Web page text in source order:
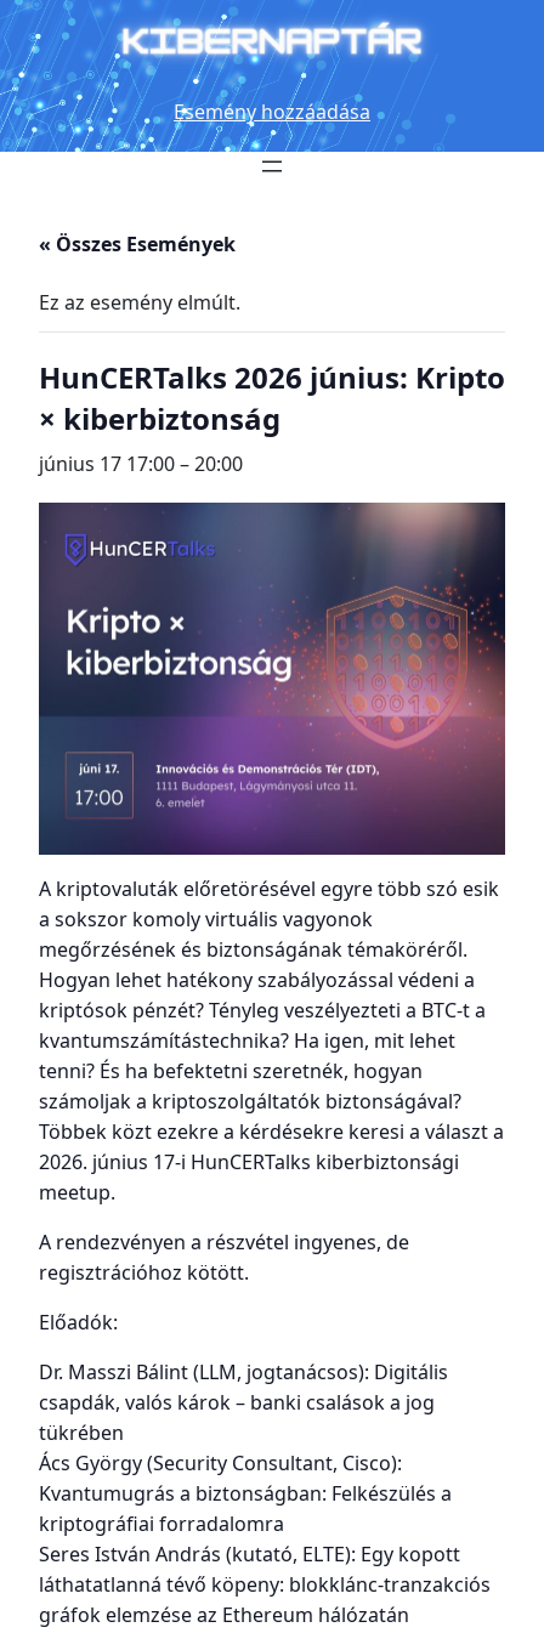
Esemény hozzáadása
« Összes Események
Ez az esemény elmúlt.
HunCERTalks 2026 június: Kripto
× kiberbiztonság
június 17 17:00–20:00
A kriptovaluták előretörésével egyre több szó esik
a sokszor komoly virtuális vagyonok
megőrzésének és biztonságának témaköréről.
Hogyan lehet hatékony szabályozással védeni a
kriptósok pénzét? Tényleg veszélyezteti a BTC-t a
kvantumszámítástechnika? Ha igen, mit lehet
tenni? És ha befektetni szeretnék, hogyan
számoljak a kriptoszolgáltatók biztonságával?
Többek közt ezekre a kérdésekre keresi a választ a
2026. június 17-i HunCERTalks kiberbiztonsági
meetup.
A rendezvényen a részvétel ingyenes, de
regisztrációhoz kötött.
Előadók:
Dr. Masszi Bálint (LLM, jogtanácsos): Digitális
csapdák, valós károk – banki csalások a jog
tükrében
Ács György (Security Consultant, Cisco):
Kvantumugrás a biztonságban: Felkészülés a
kriptográfiai forradalomra
Seres István András (kutató, ELTE): Egy kopott
láthatatlanná tévő köpeny: blokklánc-tranzakciós
gráfok elemzése az Ethereum hálózatán